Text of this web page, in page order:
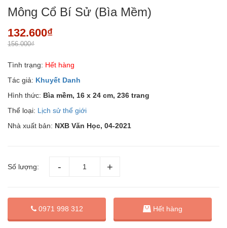
Mông Cổ Bí Sử (Bìa Mềm)
132.600₫
156.000₫
Tình trạng: Hết hàng
Tác giả: Khuyết Danh
Hình thức: Bìa mềm, 16 x 24 cm, 236 trang
Thể loại: Lịch sử thể giới
Nhà xuất bản: NXB Văn Học, 04-2021
Số lượng:
0971 998 312 Hết hàng